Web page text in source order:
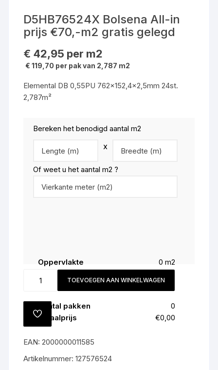
D5HB76524X Bolsena All-in
prijs €70,-m2 gratis gelegd
€ 42,95 per m2
€ 119,70 per pak van 2,787 m2
Elemental DB 0,55PU 762×152,4×2,5mm 24st.
2,787m²
Bereken het benodigd aantal m2
x
Of weet u het aantal m2 ?
Oppervlakte 0 m2
Snijverlies (
m2
Totaal
0 m2
Aantal pakken
0
Totaalprijs
€0,00
Bolsena
m2
gratis
TOEVOEGEN AAN WINKELWAGEN
TOEVOEGEN
AAN
EAN:2000000011585
Artikelnummer:127576524